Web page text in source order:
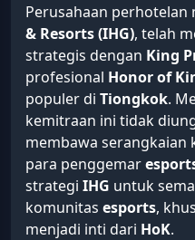
Perusahaan perhotelan
& Resorts (IHG), telah
strategis dengan King
profesional Honor of
populer di Tiongkok.
kemitraan ini tidak
membawa
para penggemar
strategi IHG untuk
komunitas esports,
menjadi inti dari HoK.